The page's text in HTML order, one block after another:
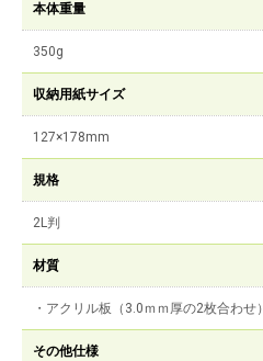
本体重量
350g
収納用紙サイズ
127×178mm
規格
2L判
材質
・アクリル板（3.0ｍｍ厚の2枚合わせ）
その他仕様